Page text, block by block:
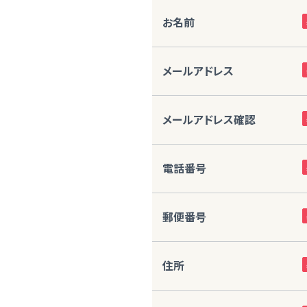
お名前
メールアドレス
メールアドレス確認
電話番号
郵便番号
住所